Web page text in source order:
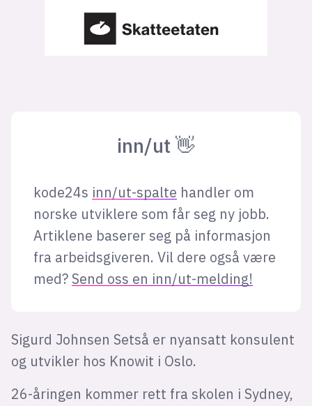
inn/ut 👋
kode24s inn/ut-spalte handler om
norske utviklere som får seg ny jobb.
Artiklene baserer seg på informasjon
fra arbeidsgiveren. Vil dere også være
med? Send oss en inn/ut-melding!
Sigurd Johnsen Setså er nyansatt konsulent
og utvikler hos Knowit i Oslo.
26-åringen kommer rett fra skolen i Sydney,